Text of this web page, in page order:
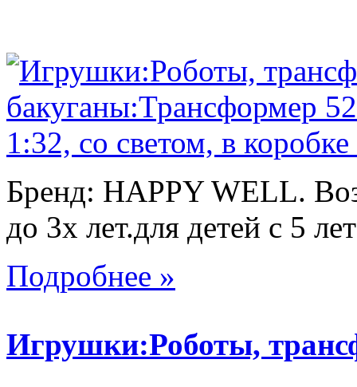
Бренд: HAPPY WELL.
до 3х лет.для детей с 5 лет
Подробнее »
Игрушки:Роботы,